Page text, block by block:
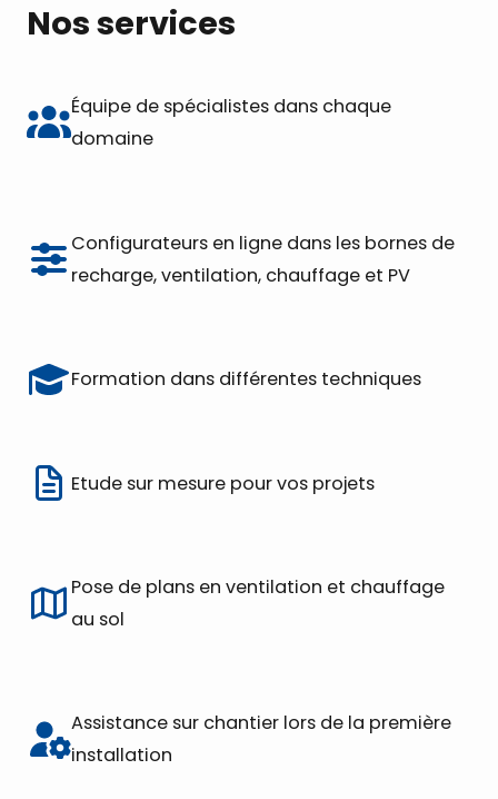
Nos services
Équipe de spécialistes dans chaque
domaine
Configurateurs en ligne dans les bornes de
recharge, ventilation, chauffage et PV
Formation dans différentes techniques
Etude sur mesure pour vos projets
Pose de plans en ventilation et chauffage
au sol
Assistance sur chantier lors de la première
installation